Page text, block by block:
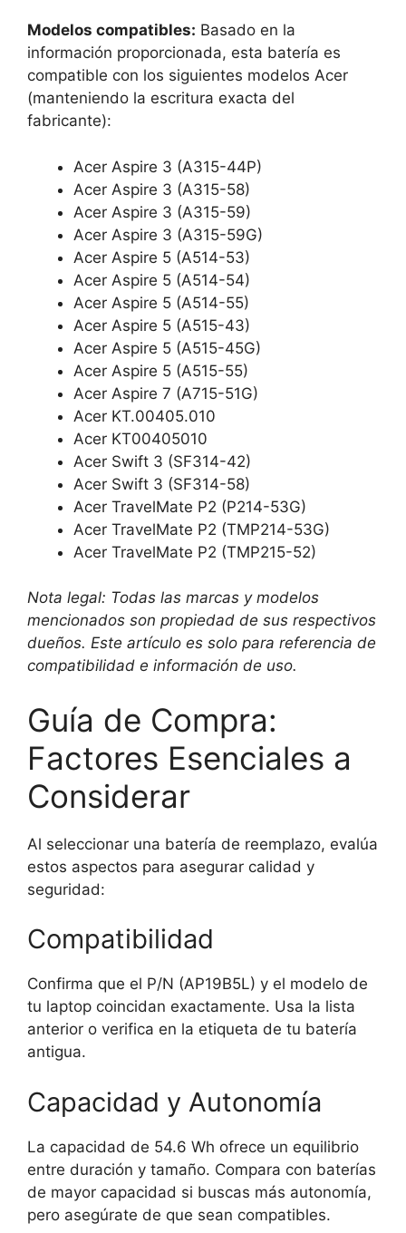
Modelos compatibles: Basado en la
información proporcionada, esta batería es
compatible con los siguientes modelos Acer
(manteniendo la escritura exacta del
fabricante):
Acer Aspire 3 (A315-44P)
Acer Aspire 3 (A315-58)
Acer Aspire 3 (A315-59)
Acer Aspire 3 (A315-59G)
Acer Aspire 5 (A514-53)
Acer Aspire 5 (A514-54)
Acer Aspire 5 (A514-55)
Acer Aspire 5 (A515-43)
Acer Aspire 5 (A515-45G)
Acer Aspire 5 (A515-55)
Acer Aspire 7 (A715-51G)
Acer KT.00405.010
Acer KT00405010
Acer Swift 3 (SF314-42)
Acer Swift 3 (SF314-58)
Acer TravelMate P2 (P214-53G)
Acer TravelMate P2 (TMP214-53G)
Acer TravelMate P2 (TMP215-52)
Nota legal: Todas las marcas y modelos
mencionados son propiedad de sus respectivos
dueños. Este artículo es solo para referencia de
compatibilidad e información de uso.
Guía de Compra:
Factores Esenciales a
Considerar
Al seleccionar una batería de reemplazo, evalúa
estos aspectos para asegurar calidad y
seguridad:
Compatibilidad
Confirma que el P/N (AP19B5L) y el modelo de
tu laptop coincidan exactamente. Usa la lista
anterior o verifica en la etiqueta de tu batería
antigua.
Capacidad y Autonomía
La capacidad de 54.6 Wh ofrece un equilibrio
entre duración y tamaño. Compara con baterías
de mayor capacidad si buscas más autonomía,
pero asegúrate de que sean compatibles.